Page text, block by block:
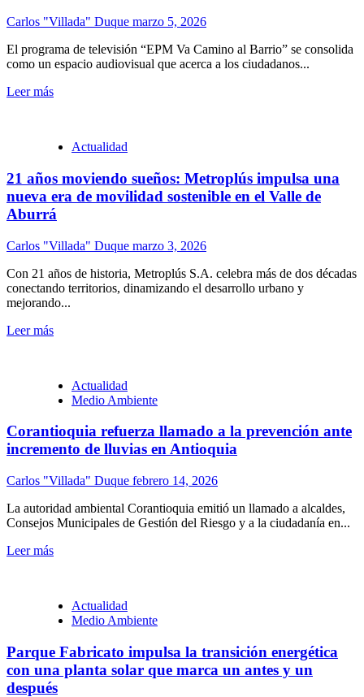
Carlos "Villada" Duque marzo 5, 2026
El programa de televisión “EPM Va Camino al Barrio” se consolida
como un espacio audiovisual que acerca a los ciudadanos...
Leer más
Actualidad
21 años moviendo sueños: Metroplús impulsa una
nueva era de movilidad sostenible en el Valle de
Aburrá
Carlos "Villada" Duque marzo 3, 2026
Con 21 años de historia, Metroplús S.A. celebra más de dos décadas
conectando territorios, dinamizando el desarrollo urbano y
mejorando...
Leer más
Actualidad
Medio Ambiente
Corantioquia refuerza llamado a la prevención ante
incremento de lluvias en Antioquia
Carlos "Villada" Duque febrero 14, 2026
La autoridad ambiental Corantioquia emitió un llamado a alcaldes,
Consejos Municipales de Gestión del Riesgo y a la ciudadanía en...
Leer más
Actualidad
Medio Ambiente
Parque Fabricato impulsa la transición energética
con una planta solar que marca un antes y un
después